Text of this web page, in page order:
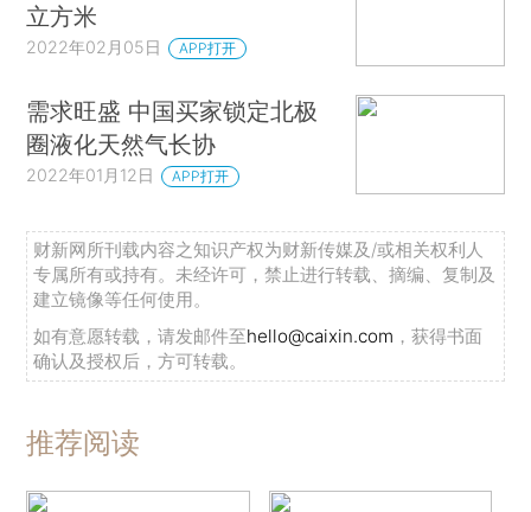
立方米
2022年02月05日 APP打开
需求旺盛 中国买家锁定北极
圈液化天然气长协
2022年01月12日 APP打开
财新网所刊载内容之知识产权为财新传媒及/或相关权利人
专属所有或持有。未经许可，禁止进行转载、摘编、复制及
建立镜像等任何使用。
如有意愿转载，请发邮件至hello@caixin.com ，获得书面
确认及授权后，方可转载。
推荐阅读